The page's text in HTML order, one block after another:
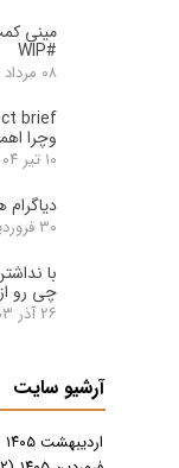
مینی
#WIP
۰۸ مرداد ۰۴
وچرا
۱۰ تیر ۰۴
۳۰ فروردین ۰۴
با
چی رو
۲۶ آذر ۰۳
آرشیو سایت
اردیبهشت ۱۴۰۵